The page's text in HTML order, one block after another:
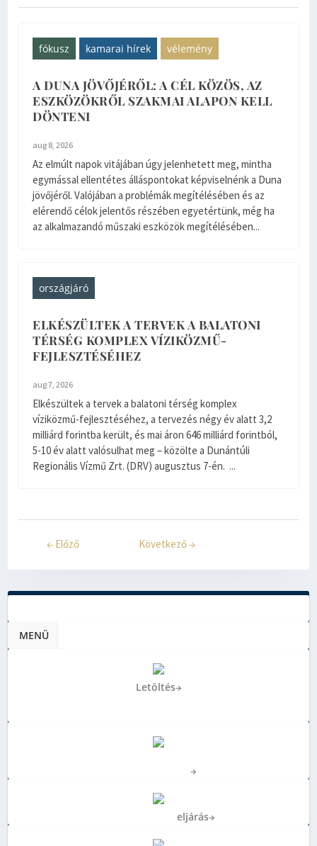
MENÜ
Letöltés→
→
eljárás→
fókusz kamarai hírek vélemény
A DUNA JÖVŐJÉRŐL: A CÉL KÖZÖS, AZ
ESZKÖZÖKRŐL SZAKMAI ALAPON KELL
DÖNTENI
aug 8, 2026
Az elmúlt napok vitájában úgy jelenhetett meg, mintha
egymással ellentétes álláspontokat képviselnénk a Duna
jövőjéről. Valójában a problémák megítélésében és az
elérendő célok jelentős részében egyetértünk, még ha
az alkalmazandó műszaki eszközök megítélésében...
országjáró
ELKÉSZÜLTEK A TERVEK A BALATONI
TÉRSÉG KOMPLEX VÍZIKÖZMŰ-
FEJLESZTÉSÉHEZ
aug 7, 2026
Elkészültek a tervek a balatoni térség komplex
víziközmű-fejlesztéséhez, a tervezés négy év alatt 3,2
milliárd forintba került, és mai áron 646 milliárd forintból,
5-10 év alatt valósulhat meg – közölte a Dunántúli
Regionális Vízmű Zrt. (DRV) augusztus 7-én. ...
← Előző Következő→